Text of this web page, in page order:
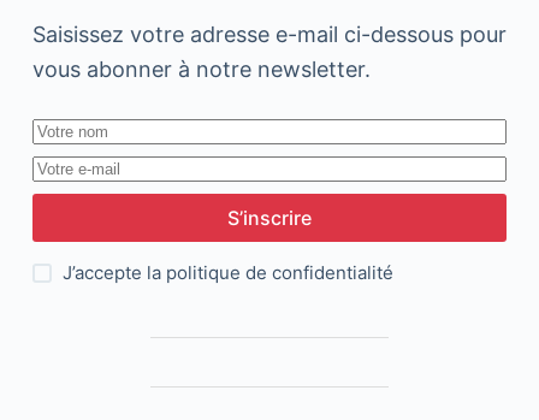
Saisissez votre adresse e-mail ci-dessous pour
vous abonner à notre newsletter.
S’inscrire
J’accepte la politique de confidentialité